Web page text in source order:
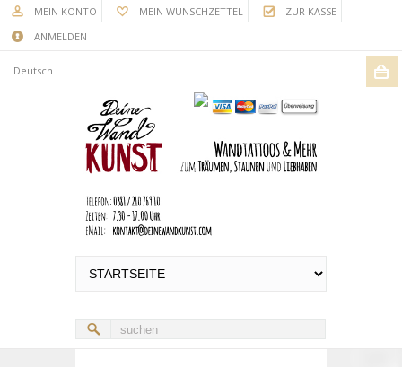
MEIN KONTO MEIN WUNSCHZETTEL
ZUR KASSE
ANMELDEN
Deutsch